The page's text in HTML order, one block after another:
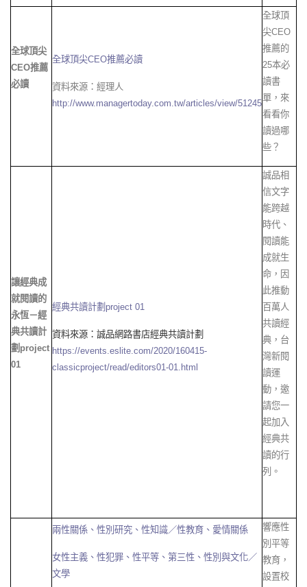
全球頂尖
CEO推薦
必讀
全球頂尖CEO推薦必讀
資料來源：經理人
http://www.managertoday.com.tw/articles/view/51245
全球頂
尖CEO
推薦的
25本必
讀書
單，來
看看你
讀過哪
些？
讓經典成
就閱讀的
永恆－經
典共讀計
劃project
01
經典共讀計劃project 01
資料來源：誠品網路書店經典共讀計劃
https://events.eslite.com/2020/160415-
classicproject/read/editors01-01.html
誠品相
信文字
能跨越
時代、
閱讀能
成就生
命，因
此推動
百萬人
共讀經
典，台
灣新閱
讀運
動，邀
請您一
起加入
經典共
讀的行
列。
兩性關係 、 性別研究 、 性知識／性教育 、 愛情關係
女性主義 、 性犯罪 、 性平等 、 第三性 、 性別與文化／
文學
響應性
別平等
教育，
設置校